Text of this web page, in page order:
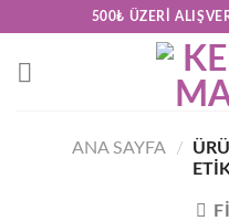
content
500₺ ÜZERI
ANA SAYFA /